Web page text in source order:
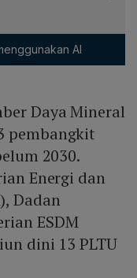
AI
Daya Mineral
pembangkit
2030.
Energi dan
Dadan
ESDM
dini 13 PLTU